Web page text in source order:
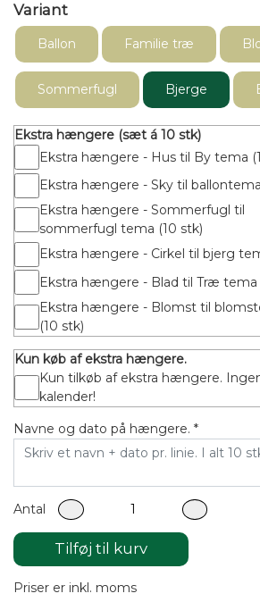
kan skrive på.
Hvis du ønsker dem blanke, skriver du
Variant
Ballon Familie træ
Sommerfugl Bjerge
Ekstra hængere (sæt á 10 stk)
Ekstra hængere - Hus til By tema
Ekstra hængere - Sky til
Ekstra hængere - Sommerfugl til
sommerfugl tema (10 stk)
Ekstra hængere - Cirkel til bjerg
Ekstra hængere - Blad til Træ tema
Ekstra hængere - Blomst til
(10 stk)
Kun køb af ekstra hængere.
Kun tilkøb af ekstra hængere.
kalender!
Navne og dato på hængere. *
Antal
Tilføj til kurv
Priser er inkl. moms